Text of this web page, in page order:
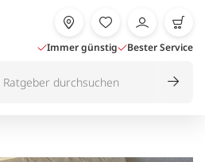
Immer günstig Bester Service